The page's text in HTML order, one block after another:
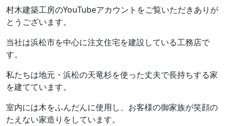
村木建築工房のYouTubeアカウントをご覧いただきありが
とうございます。
当社は浜松市を中心に注文住宅を建設している工務店で
す。
私たちは地元・浜松の天竜杉を使った丈夫で長持ちする家
を建てています。
室内には木をふんだんに使用し、お客様の御家族が笑顔の
たえない家造りをしています。